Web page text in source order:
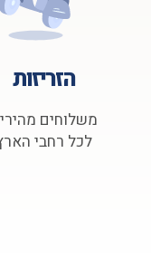
הזריזות
משלוחים
לכל רחבי